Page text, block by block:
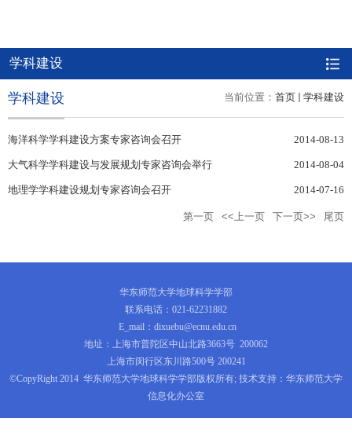
学科建设
当前位置： 首页 学科建设
学科建设
海洋科学学科建设方案专家咨询会召开 2014-08-13
大气科学学科建设与发展规划专家咨询会举行 2014-08-04
地理学学科建设规划专家咨询会召开 2014-07-16
第一页 <<上一页 下一页>> 尾页
华东师范大学地球科学学部
联系电话：021-62231882
E_mail：dixuebu@ecnu.edu.cn
地址：上海市普陀区中山北路3663号 200062
上海市闵行区东川路500号 200241
©CopyRight 2014 华东师范大学地球科学学部版权所有; 技术支持：华东师范大学
信息化办公室